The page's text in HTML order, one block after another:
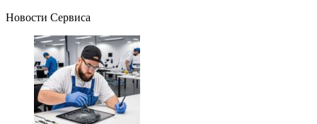
Новости Сервиса